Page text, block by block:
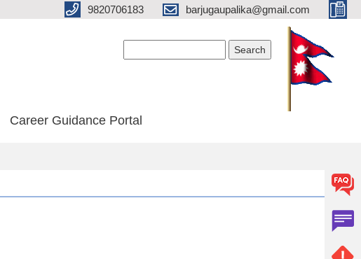
9820706183 barjugaupalika@gmail.com
Career Guidance Portal